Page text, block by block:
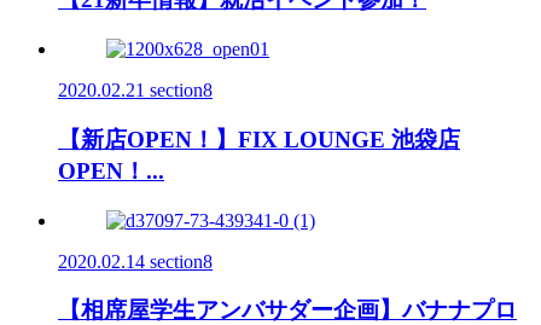
2020.02.21 section8
【新店OPEN！】FIX LOUNGE 池袋店
OPEN！...
2020.02.14 section8
【相席屋学生アンバサダー企画】バナナプロ